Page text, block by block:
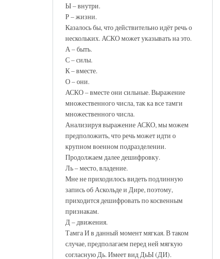
Ы – внутри.
Р – жизни.
Казалось бы, что действительно идёт речь о
нескольких. АСКО может указывать на это.
А – быть.
С – силы.
К – вместе.
О – они.
АСКО – вместе они сильные. Выражение
множественного числа, так ка все тамги
множественного числа.
Анализируя выражение АСКО, мы можем
предположить, что речь может идти о
крупном военном подразделении.
Продолжаем далее дешифровку.
Ль – место, владение.
Мне не приходилось видеть подлинную
запись об Аскольде и Дире, поэтому,
приходится дешифровать по косвенным
признакам.
Д – движения.
Тамга И в данный момент мягкая. В таком
случае, предполагаем перед ней мягкую
согласную Дь. Имеет вид ДьЫ (ДИ).